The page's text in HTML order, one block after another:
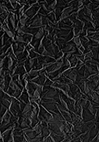
Uređivanje fotografija nakita